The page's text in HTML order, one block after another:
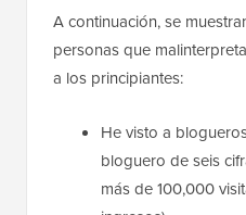
A continuación, se
personas que
a los principiantes:
He visto a
bloguero de seis
más de 100,000